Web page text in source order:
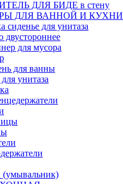
ДЛЯ БИДЕ в стену
ДЛЯ ВАННОЙ И КУХНИ
сиденье для унитаза
двустороннее
для мусора
для ванны
унитаза